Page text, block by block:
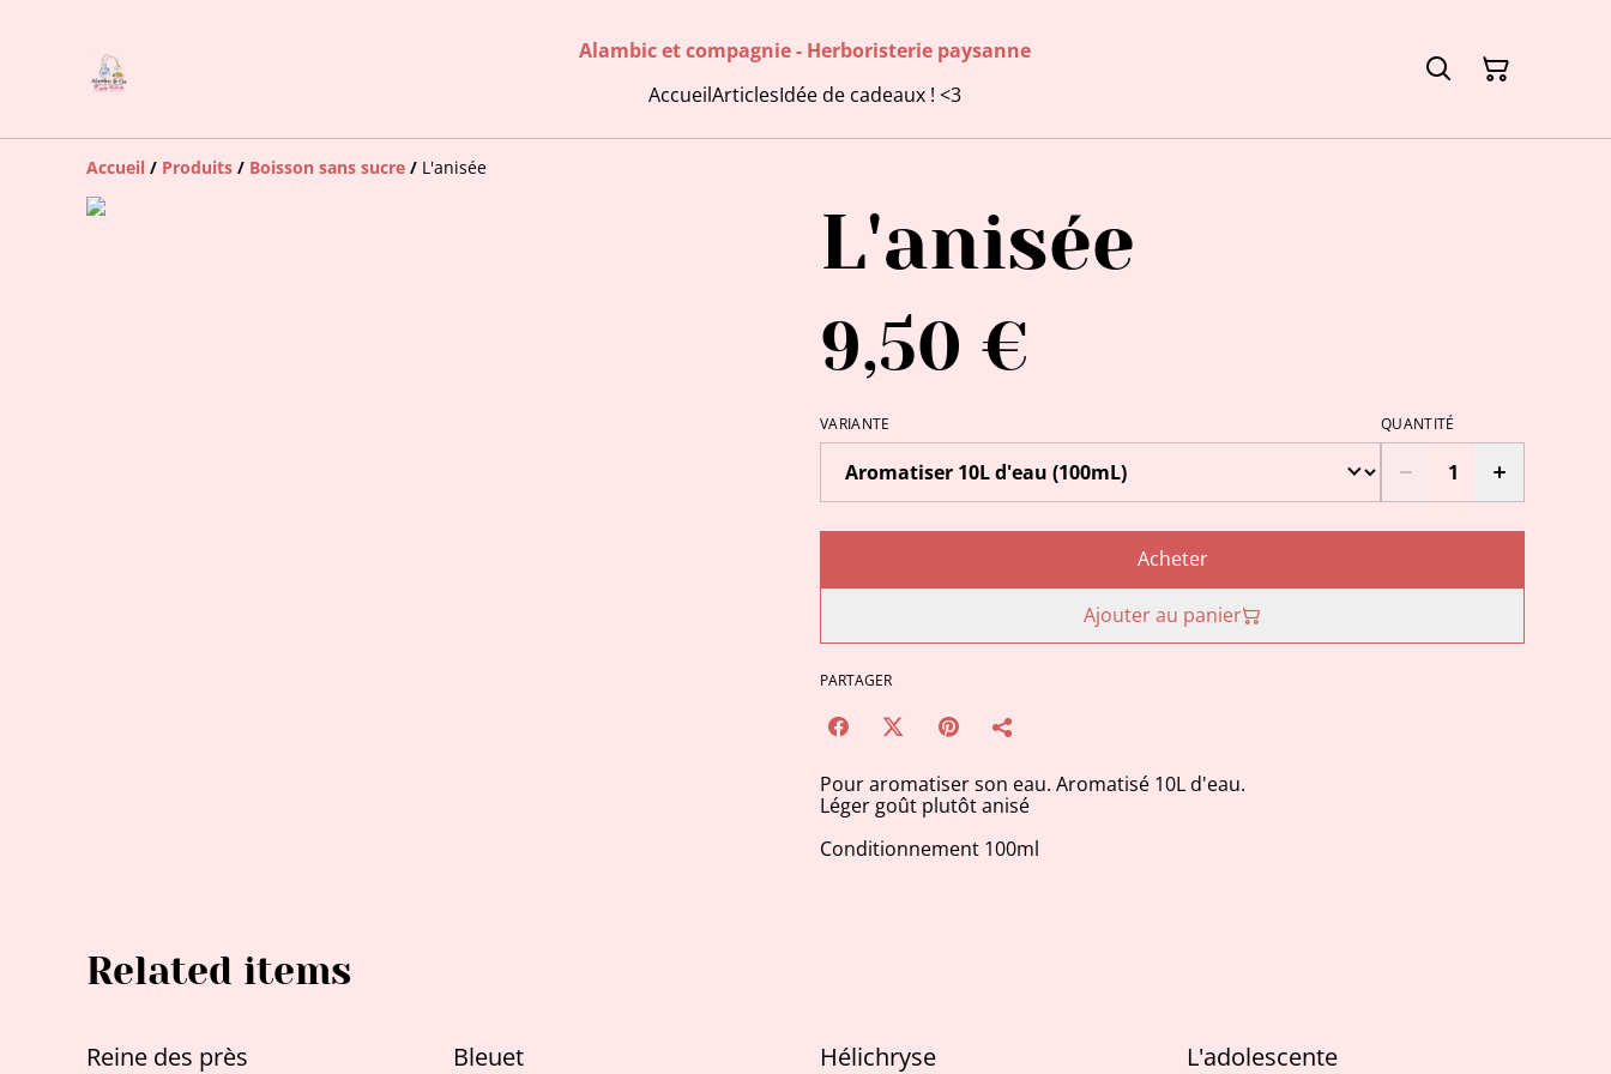
Alambic et compagnie - Herboristerie paysanne
AccueilArticlesIdée de cadeaux ! <3
Accueil / Produits / Boisson sans sucre / L'anisée
L'anisée
9,50 €
VARIANTE QUANTITÉ
Acheter
Ajouter au panier
PARTAGER
Pour aromatiser son eau. Aromatisé 10L d'eau.
Léger goût plutôt anisé
Conditionnement 100ml
Related items
Reine des près Bleuet Hélichryse L'adolescente